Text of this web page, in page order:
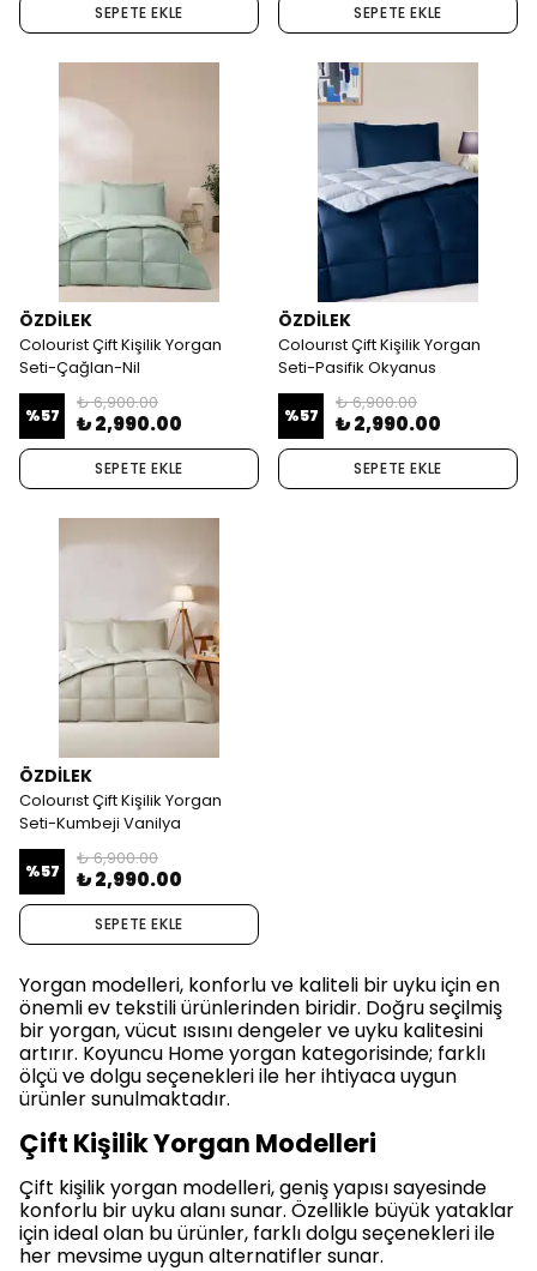
SEPETE EKLE SEPETE EKLE
ÖZDİLEK
Colourist Çift Kişilik Yorgan
Seti-Çağlan-Nil
%57
₺ 6,900.00
₺ 2,990.00
SEPETE EKLE
ÖZDİLEK
Colourıst Çift Kişilik Yorgan
Seti-Pasifik Okyanus
%57
₺ 6,900.00
₺ 2,990.00
SEPETE EKLE
ÖZDİLEK
Colourıst Çift Kişilik Yorgan
Seti-Kumbeji Vanilya
%57
₺ 6,900.00
₺ 2,990.00
SEPETE EKLE
Yorgan modelleri, konforlu ve kaliteli bir uyku için en
önemli ev tekstili ürünlerinden biridir. Doğru seçilmiş
bir yorgan, vücut ısısını dengeler ve uyku kalitesini
artırır. Koyuncu Home yorgan kategorisinde; farklı
ölçü ve dolgu seçenekleri ile her ihtiyaca uygun
ürünler sunulmaktadır.
Çift Kişilik Yorgan Modelleri
Çift kişilik yorgan modelleri, geniş yapısı sayesinde
konforlu bir uyku alanı sunar. Özellikle büyük yataklar
için ideal olan bu ürünler, farklı dolgu seçenekleri ile
her mevsime uygun alternatifler sunar.